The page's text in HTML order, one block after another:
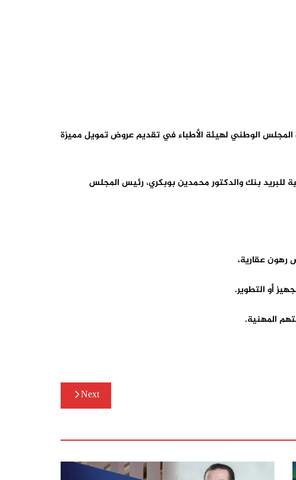
المجلس الوطني لهيئة الأطباء في تقديم عروض تمويل مميزة
للبريد بنك والدكتور محمدين بوبكري، رئيس المجلس
عقارية،
أو التطوير.
المهنية.
Next